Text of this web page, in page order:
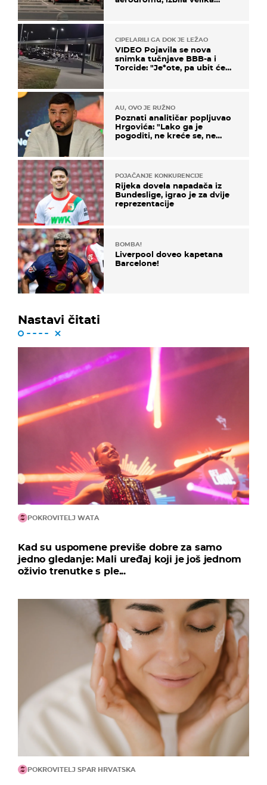
CIPELARILI GA DOK JE LEŽAO
VIDEO Pojavila se nova
snimka tučnjave BBB-a i
Torcide: "Je*ote, pa ubit će
AU, OVO JE RUŽNO
Poznati analitičar popljuvao
Hrgovića: "Lako ga je
pogoditi, ne kreće se, ne
POJAČANJE KONKURENCIJE
Rijeka dovela napadača iz
Bundeslige, igrao je za dvije
reprezentacije
BOMBA!
Liverpool doveo kapetana
Barcelone!
Nastavi čitati
POKROVITELJ WATA
Kad su uspomene previše dobre za samo
jedno gledanje: Mali uređaj koji je još jednom
oživio trenutke s ple...
POKROVITELJ SPAR HRVATSKA